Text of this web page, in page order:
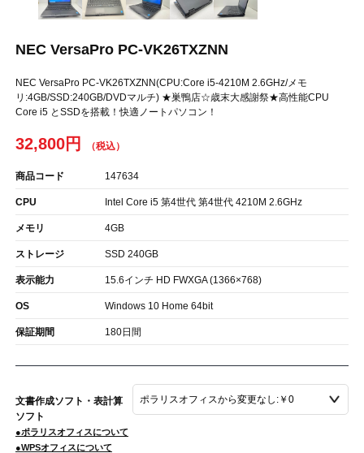
NEC VersaPro PC-VK26TXZNN
NEC VersaPro PC-VK26TXZNN(CPU:Core i5-4210M 2.6GHz/メモ
リ:4GB/SSD:240GB/DVDマルチ) ★巣鴨店☆歳末大感謝祭★高性能CPU
Core i5 とSSDを搭載！快適ノートパソコン！
32,800円
商品コード 147634
CPU Intel Core i5 第4世代 第4世代 4210M 2.6GHz
メモリ 4GB
ストレージ SSD 240GB
表示能力 15.6インチ HD FWXGA (1366×768)
OS Windows 10 Home 64bit
保証期間 180日間
文書作成ソフト・表計算
ソフト
●ポラリスオフィスについて
●WPSオフィスについて